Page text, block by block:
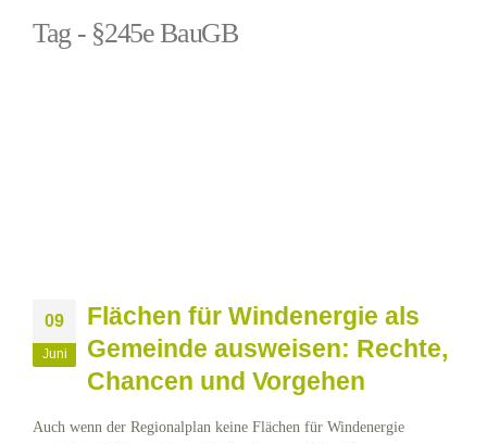
Tag - §245e BauGB
09
Juni
Flächen für Windenergie als
Gemeinde ausweisen: Rechte,
Chancen und Vorgehen
Auch wenn der Regionalplan keine Flächen für Windenergie